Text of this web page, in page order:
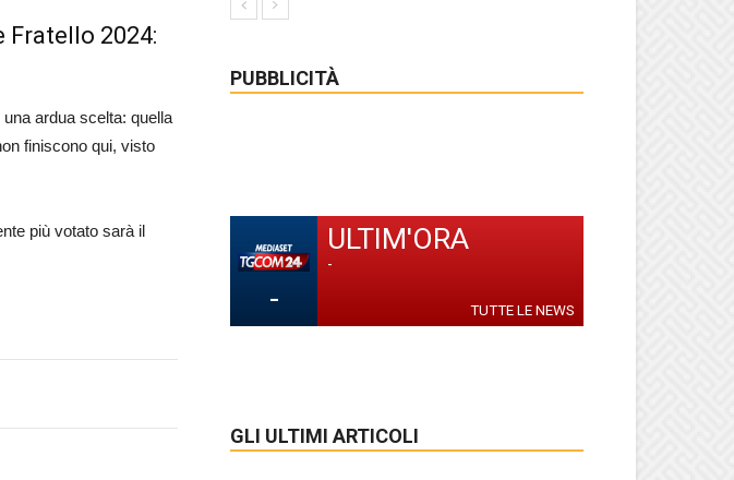
Fratello 2024:
ardua scelta: quella
finiscono qui, visto
più votato sarà il
PUBBLICITÀ
-
ULTIM'ORA
-
TUTTE LE NEWS
GLI ULTIMI ARTICOLI